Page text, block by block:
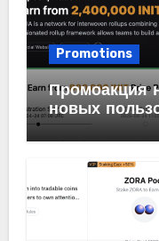
Promotions
Промоакция
новых